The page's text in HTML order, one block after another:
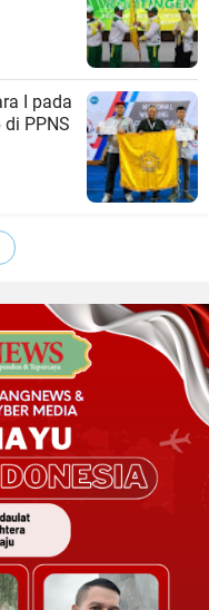
I pada
PPNS